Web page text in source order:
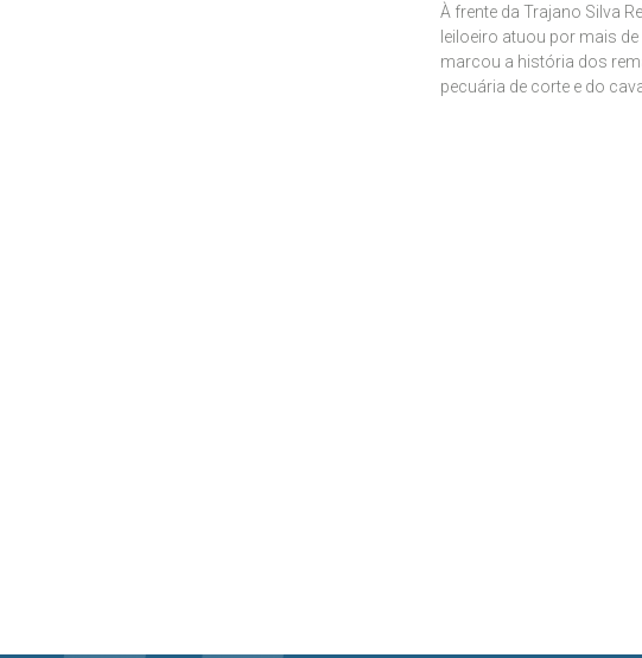
À frente da Trajano Silva
leiloeiro atuou por mais
marcou a história dos
pecuária de corte e do